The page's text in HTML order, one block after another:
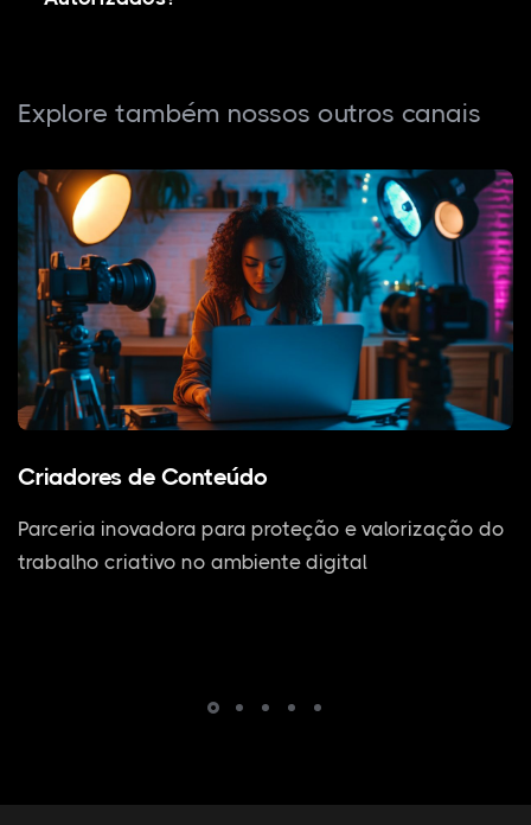
Explore também nossos outros canais
Criadores de Conteúdo
Parceria inovadora para proteção e valorização do
trabalho criativo no ambiente digital